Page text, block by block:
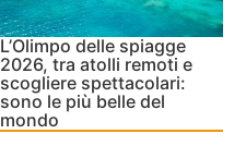
L’Olimpo delle spiagge
2026, tra atolli remoti e
scogliere spettacolari:
sono le più belle del
mondo